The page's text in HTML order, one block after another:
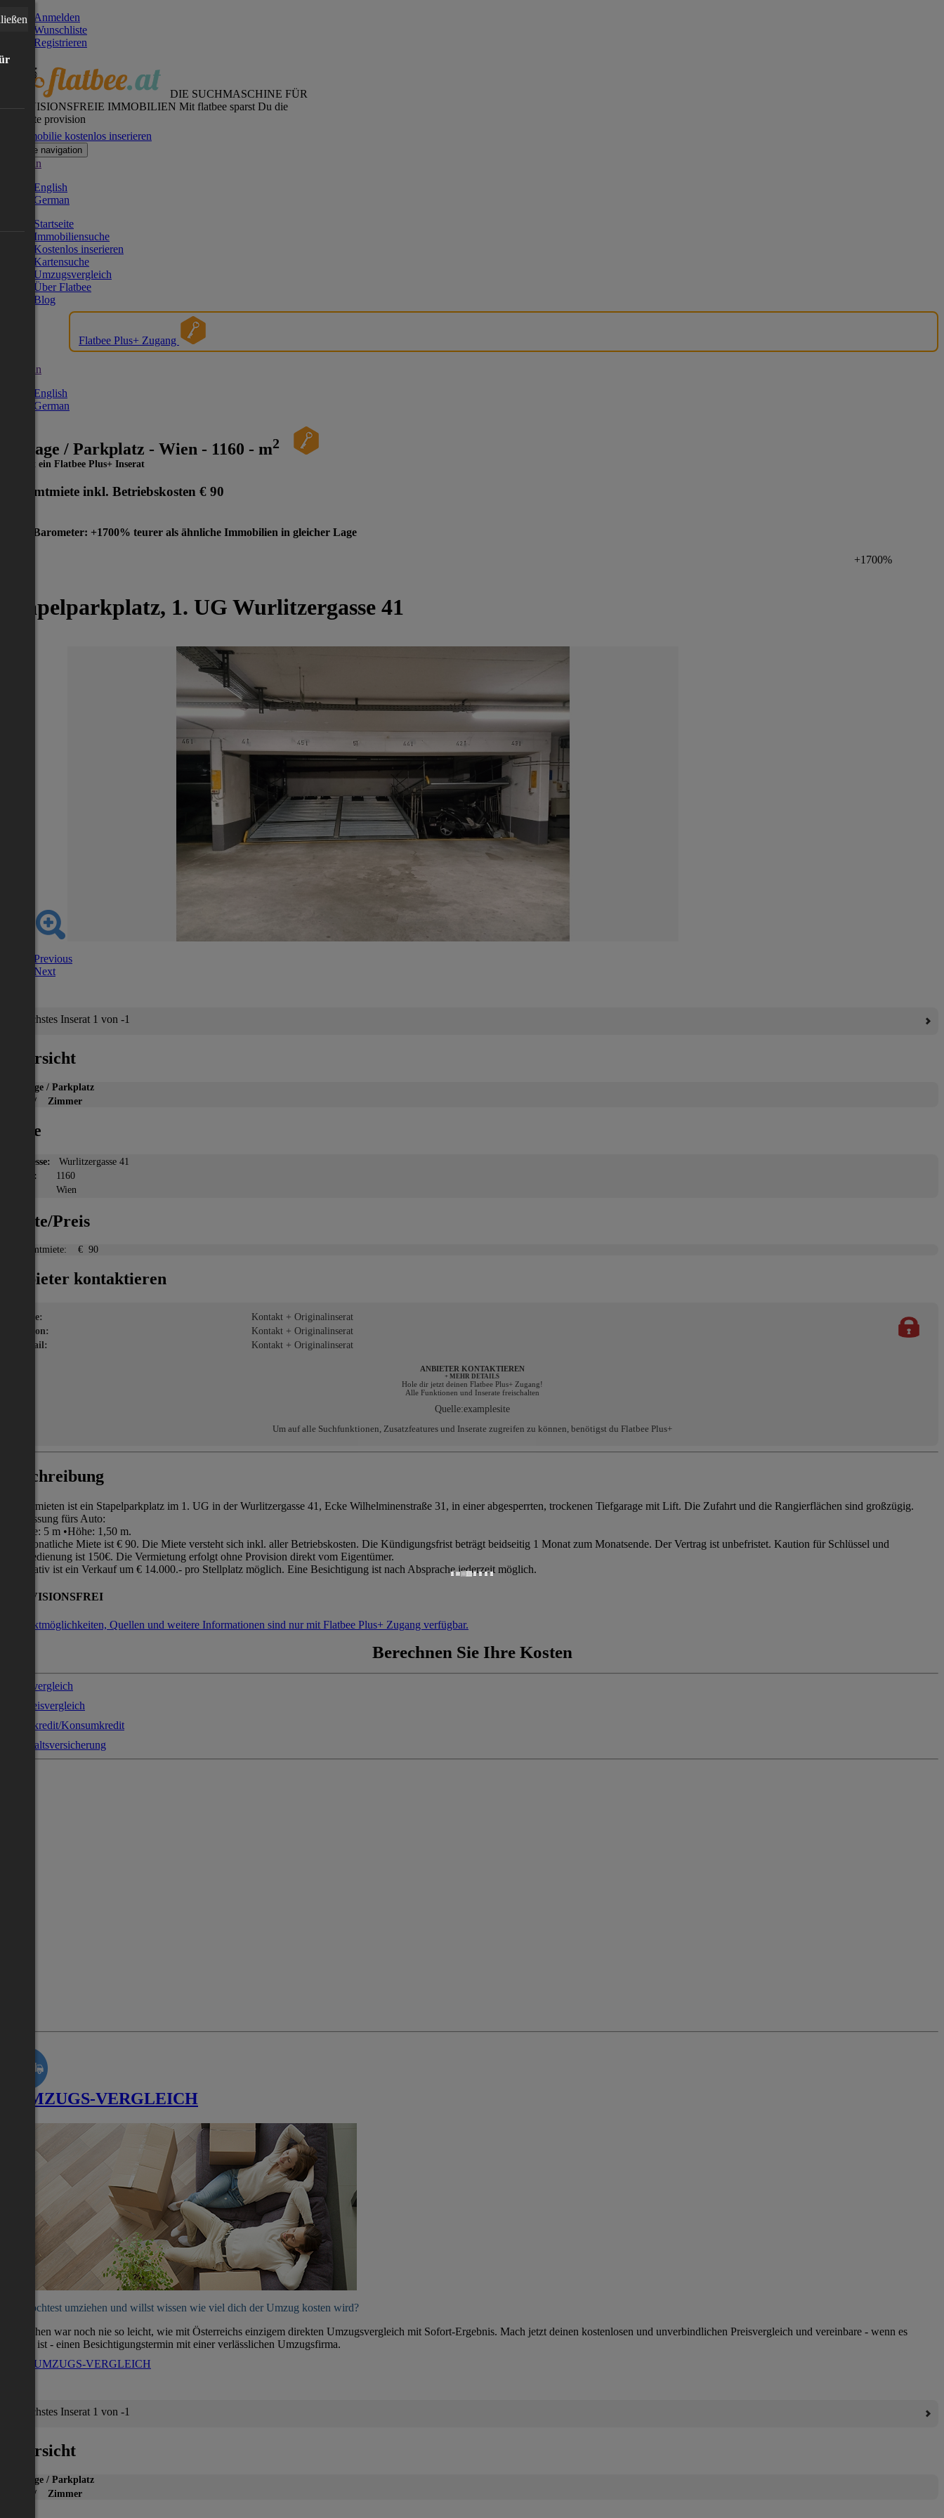
Anmelden
Wunschliste
Registrieren
DIE SUCHMASCHINE FÜR
PROVISIONSFREIE IMMOBILIEN Mit flatbee sparst Du die
gesamte provision
Immobilie kostenlos inserieren
Toggle navigation
German
English
German
Startseite
Immobiliensuche
Kostenlos inserieren
Kartensuche
Umzugsvergleich
Über Flatbee
Blog
Flatbee Plus+ Zugang
German
English
German
Garage / Parkplatz - Wien - 1160 - m2
Dies ist ein Flatbee Plus+ Inserat
Gesamtmiete inkl. Betriebskosten € 90
Preis-Barometer: +1700% teurer als ähnliche Immobilien in gleicher Lage
+1700%
Stapelparkplatz, 1. UG Wurlitzergasse 41
Previous
Next
Nächstes Inserat 1 von -1
Übersicht
Garage / Parkplatz
/ Zimmer
Lage
Adresse:
Wurlitzergasse 41
PLZ:
1160
Wien
Miete/Preis
Gesamtmiete: € 90
Anbieter kontaktieren
Name:
Kontakt + Originalinserat
Telefon:
Kontakt + Originalinserat
E-Mail:
Kontakt + Originalinserat
ANBIETER KONTAKTIEREN
+ MEHR DETAILS
Hole dir jetzt deinen Flatbee Plus+ Zugang!
Alle Funktionen und Inserate freischalten
Quelle:examplesite
Um auf alle Suchfunktionen, Zusatzfeatures und Inserate zugreifen zu können, benötigst du Flatbee Plus+
Beschreibung
Zu vermieten ist ein Stapelparkplatz im 1. UG in der Wurlitzergasse 41, Ecke Wilhelminenstraße 31, in einer abgesperrten, trockenen Tiefgarage mit Lift. Die Zufahrt und die Rangierflächen sind großzügig.
Abmessung fürs Auto:
•Länge: 5 m •Höhe: 1,50 m.
Die monatliche Miete ist € 90. Die Miete versteht sich inkl. aller Betriebskosten. Die Kündigungsfrist beträgt beidseitig 1 Monat zum Monatsende. Der Vertrag ist unbefristet. Kaution für Schlüssel und
Fernbedienung ist 150€. Die Vermietung erfolgt ohne Provision direkt vom Eigentümer.
Alternativ ist ein Verkauf um € 14.000.- pro Stellplatz möglich. Eine Besichtigung ist nach Absprache jederzeit möglich.
PROVISIONSFREI
Kontaktmöglichkeiten, Quellen und weitere Informationen sind nur mit Flatbee Plus+ Zugang verfügbar.
Berechnen Sie Ihre Kosten
Stromvergleich
Gaspreisvergleich
Sofortkredit/Konsumkredit
Haushaltsversicherung
UMZUGS-VERGLEICH
Du möchtest umziehen und willst wissen wie viel dich der Umzug kosten wird?
Umziehen war noch nie so leicht, wie mit Österreichs einzigem direkten Umzugsvergleich mit Sofort-Ergebnis. Mach jetzt deinen kostenlosen und unverbindlichen Preisvergleich und vereinbare - wenn es
soweit ist - einen Besichtigungstermin mit einer verlässlichen Umzugsfirma.
ZUM UMZUGS-VERGLEICH
Nächstes Inserat 1 von -1
Übersicht
Garage / Parkplatz
/ Zimmer